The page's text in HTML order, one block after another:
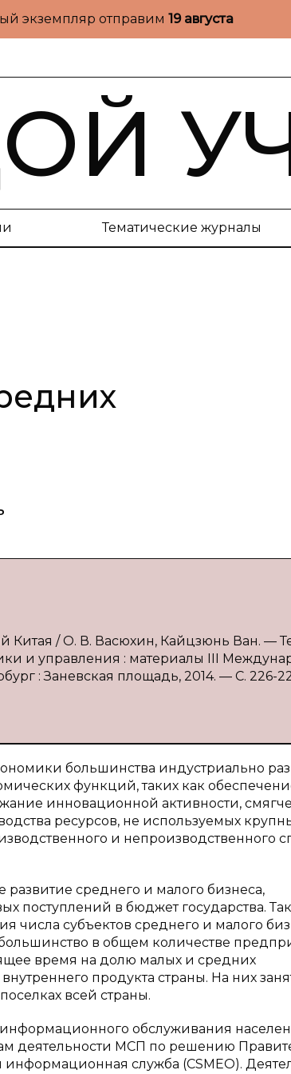
экземпляр отправим 19 августа
Тематические журналы
/ О. В. Васюхин, Кайцзюнь Ван. —
и управления : материалы III
: Заневская площадь, 2014. — С. 226-
большинства индустриально
функций, таких как
инновационной активности,
ресурсов, не используемых
и непроизводственного
среднего и малого бизнеса,
поступлений в бюджет государства.
числа субъектов среднего и малого
в общем количестве
время на долю малых и средних
продукта страны. На них
всей страны.
обслуживания
деятельности МСП по решению
информационная служба (СSМЕО).